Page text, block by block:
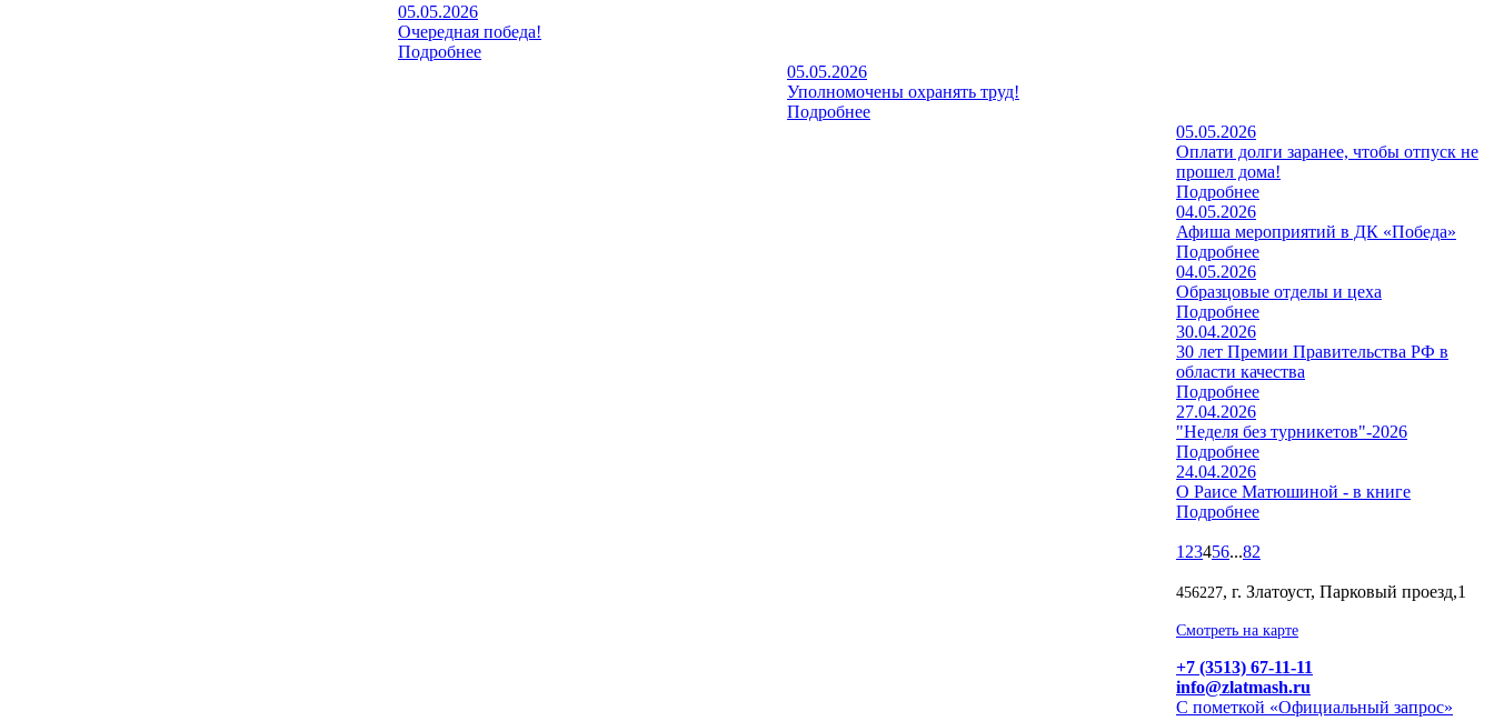
05.05.2026
Очередная победа!
Подробнее
05.05.2026
Уполномочены охранять труд!
Подробнее
05.05.2026
Оплати долги заранее, чтобы отпуск не
прошел дома!
Подробнее
04.05.2026
Афиша мероприятий в ДК «Победа»
Подробнее
04.05.2026
Образцовые отделы и цеха
Подробнее
30.04.2026
30 лет Премии Правительства РФ в
области качества
Подробнее
27.04.2026
"Неделя без турникетов"-2026
Подробнее
24.04.2026
О Раисе Матюшиной - в книге
Подробнее
1 23456...82
456227, г. Златоуст, Парковый проезд,1
Смотреть на карте
+7 (3513) 67-11-11
info@zlatmash.ru
С пометкой «Официальный запрос»